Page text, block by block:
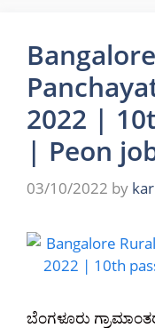
2022 |
| Peon
03/10/2022 by
ಬೆಂಗಳೂರು